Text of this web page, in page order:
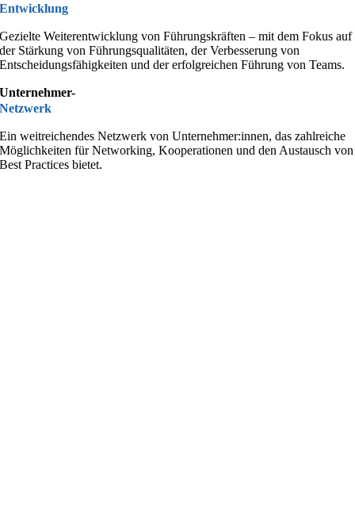
Entwicklung
Gezielte Weiterentwicklung von Führungskräften – mit dem Fokus auf
der Stärkung von Führungsqualitäten, der Verbesserung von
Entscheidungsfähigkeiten und der erfolgreichen Führung von Teams.
Unternehmer-
Netzwerk
Ein weitreichendes Netzwerk von Unternehmer:innen, das zahlreiche
Möglichkeiten für Networking, Kooperationen und den Austausch von
Best Practices bietet.